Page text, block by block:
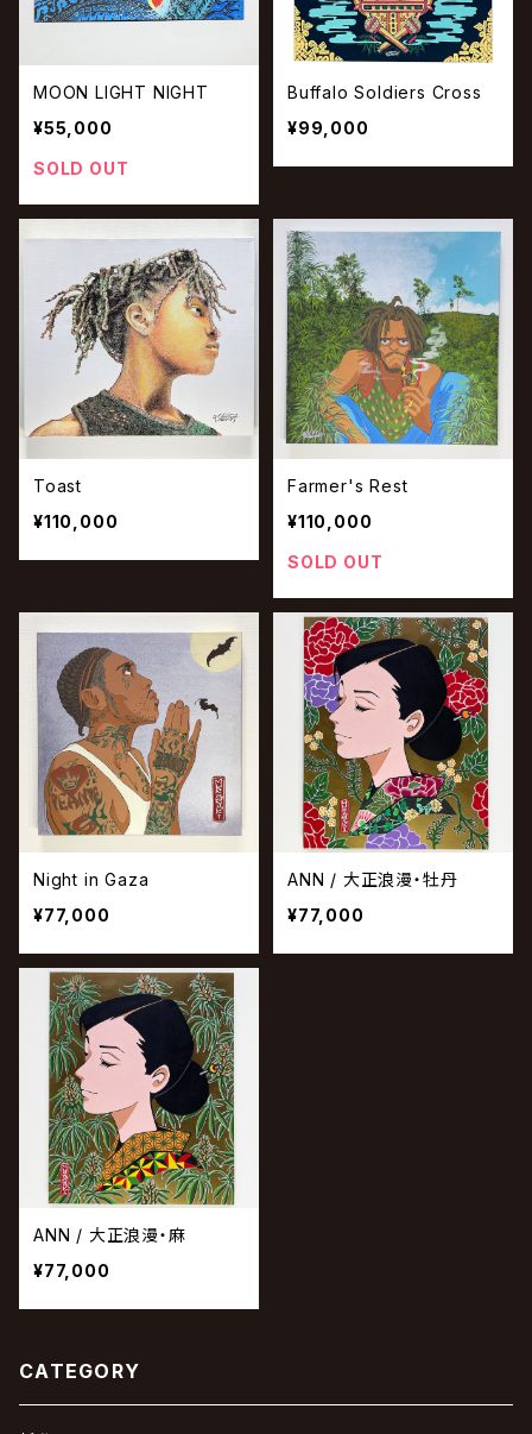
MOON LIGHT NIGHT
¥55,000
SOLD OUT
Buffalo Soldiers Cross
¥99,000
Toast
¥110,000
Farmer's Rest
¥110,000
SOLD OUT
Night in Gaza
¥77,000
ANN / 大正浪漫・牡丹
¥77,000
ANN / 大正浪漫・麻
¥77,000
CATEGORY